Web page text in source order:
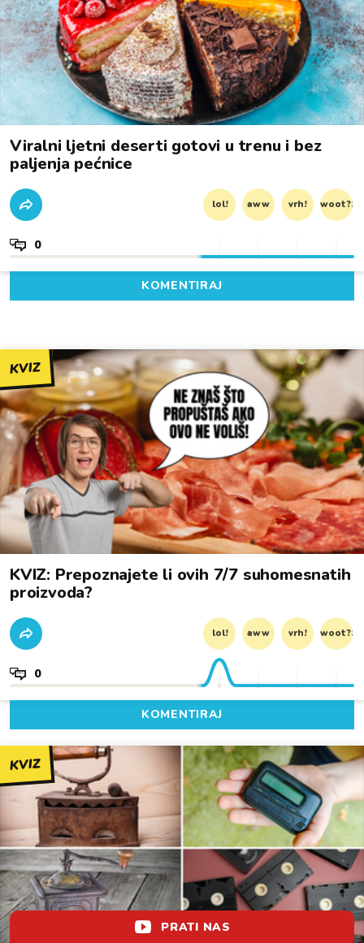
Viralni ljetni deserti gotovi u trenu i bez
paljenja pećnice
lol! aww vrh! woot?!
0
KOMENTIRAJ
KVIZ
KVIZ: Prepoznajete li ovih 7/7 suhomesnatih
proizvoda?
lol! aww vrh! woot?!
0
KOMENTIRAJ
KVIZ
PRATI NAS